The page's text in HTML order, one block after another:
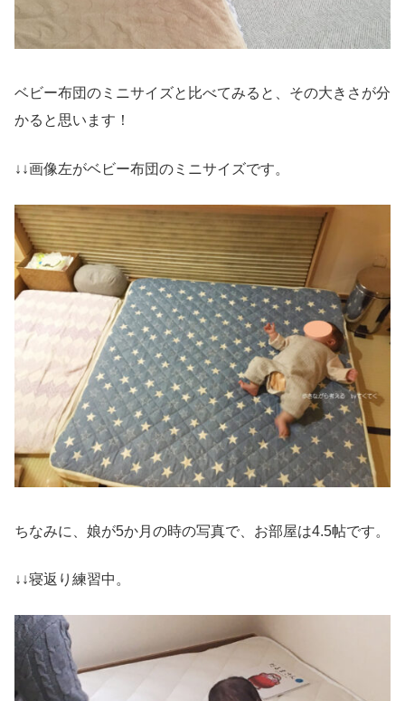
ベビー布団のミニサイズと比べてみると、その大きさが分
かると思います！
↓↓画像左がベビー布団のミニサイズです。
ちなみに、娘が5か月の時の写真で、お部屋は4.5帖です。
↓↓寝返り練習中。